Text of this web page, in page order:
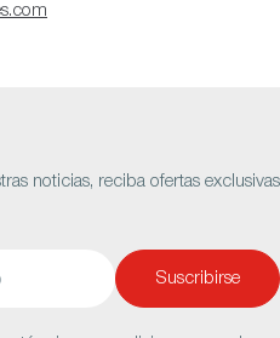
noticias, reciba ofertas exclusivas
Suscribirse